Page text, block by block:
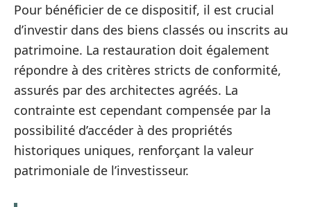
Pour bénéficier de ce dispositif, il est crucial
d’investir dans des biens classés ou inscrits au
patrimoine. La restauration doit également
répondre à des critères stricts de conformité,
assurés par des architectes agréés. La
contrainte est cependant compensée par la
possibilité d’accéder à des propriétés
historiques uniques, renforçant la valeur
patrimoniale de l’investisseur.